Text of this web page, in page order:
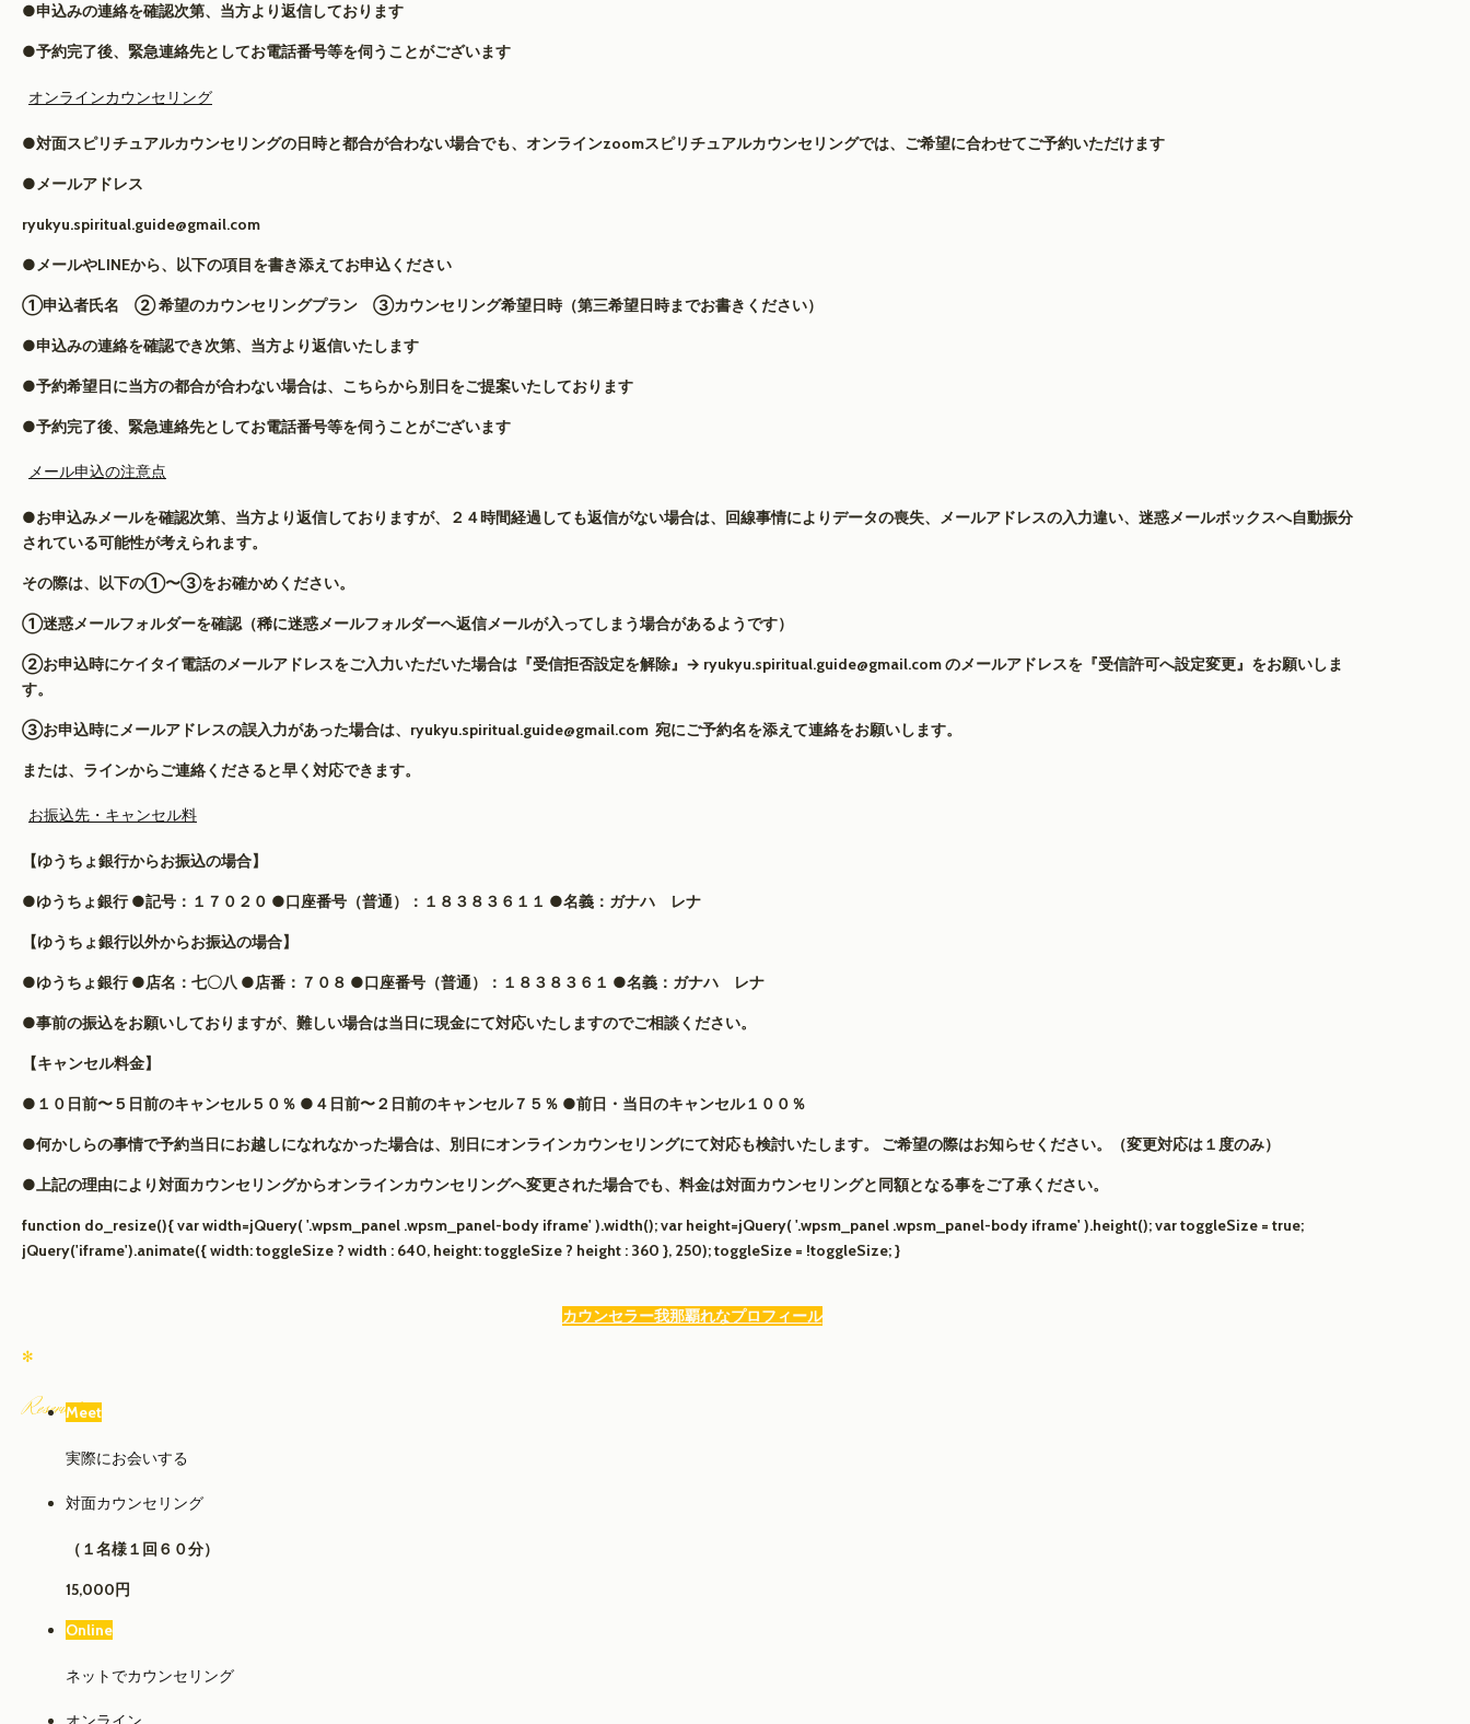
●申込みの連絡を確認次第、当方より返信しております
●予約完了後、緊急連絡先としてお電話番号等を伺うことがございます
オンラインカウンセリング
●対面スピリチュアルカウンセリングの日時と都合が合わない場合でも、オンラインzoomスピリチュアルカウンセリングでは、ご希望に合わせてご予約いただけます
●メールアドレス
ryukyu.spiritual.guide@gmail.com
●メールやLINEから、以下の項目を書き添えてお申込ください
①申込者氏名 ② 希望のカウンセリングプラン ③カウンセリング希望日時（第三希望日時までお書きください）
●申込みの連絡を確認でき次第、当方より返信いたします
●予約希望日に当方の都合が合わない場合は、こちらから別日をご提案いたしております
●予約完了後、緊急連絡先としてお電話番号等を伺うことがございます
メール申込の注意点
●お申込みメールを確認次第、当方より返信しておりますが、２４時間経過しても返信がない場合は、回線事情によりデータの喪失、メールアドレスの入力違い、迷惑メールボックスへ自動振分
されている可能性が考えられます。
その際は、以下の①〜③をお確かめください。
①迷惑メールフォルダーを確認（稀に迷惑メールフォルダーへ返信メールが入ってしまう場合があるようです）
②お申込時にケイタイ電話のメールアドレスをご入力いただいた場合は『受信拒否設定を解除』→ ryukyu.spiritual.guide@gmail.comのメールアドレスを『受信許可へ設定変更』をお願いしま
す。
③お申込時にメールアドレスの誤入力があった場合は、 ryukyu.spiritual.guide@gmail.com 宛にご予約名を添えて連絡をお願いします。
または、ラインからご連絡くださると早く対応できます。
お振込先・キャンセル料
【ゆうちょ銀行からお振込の場合】
●ゆうちょ銀行 ●記号：１７０２０ ●口座番号（普通）：１８３８３６１１ ●名義：ガナハ レナ
【ゆうちょ銀行以外からお振込の場合】
●ゆうちょ銀行 ●店名：七〇八 ●店番：７０８ ●口座番号（普通）：１８３８３６１ ●名義：ガナハ レナ
●事前の振込をお願いしておりますが、難しい場合は当日に現金にて対応いたしますのでご相談ください。
【キャンセル料金】
●１０日前〜５日前のキャンセル５０％ ●４日前〜２日前のキャンセル７５％ ●前日・当日のキャンセル１００％
●何かしらの事情で予約当日にお越しになれなかった場合は、別日にオンラインカウンセリングにて対応も検討いたします。 ご希望の際はお知らせください。（変更対応は１度のみ）
●上記の理由により対面カウンセリングからオンラインカウンセリングへ変更された場合でも、料金は対面カウンセリングと同額となる事をご了承ください。
function do_resize(){ var width=jQuery( '.wpsm_panel .wpsm_panel-body iframe' ).width(); var height=jQuery( '.wpsm_panel .wpsm_panel-body iframe' ).height(); var toggleSize = true;
jQuery('iframe').animate({ width: toggleSize ? width : 640, height: toggleSize ? height : 360 }, 250); toggleSize = !toggleSize; }
カウンセラー我那覇れなプロフィール
✻
Reservation
Meet
実際にお会いする
対面カウンセリング
（１名様１回６０分）
15,000円
Online
ネットでカウンセリング